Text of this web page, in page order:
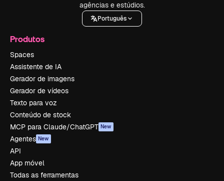
agências e estúdios.
Português
Produtos
Spaces
Assistente de IA
Gerador de imagens
Gerador de vídeos
Texto para voz
Conteúdo de stock
MCP para Claude/ChatGPT New
Agentes New
API
App móvel
Todas as ferramentas